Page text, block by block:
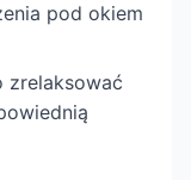
pod okiem
zrelaksować